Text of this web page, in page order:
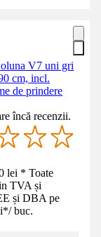
V7 uni gri
cm, incl.
de prindere
încă recenzii.
lei * Toate
TVA și
și DBA pe
*/ buc.